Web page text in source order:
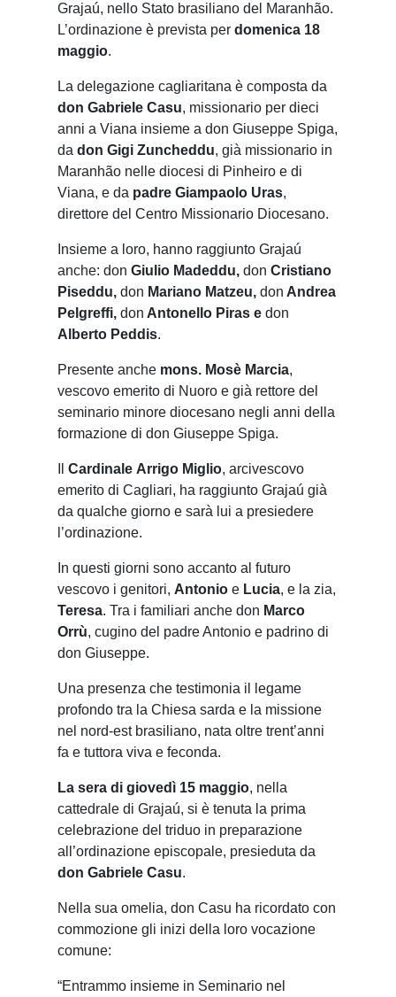
Grajaú, nello Stato brasiliano del Maranhão.
L’ordinazione è prevista per domenica 18
maggio.
La delegazione cagliaritana è composta da
don Gabriele Casu, missionario per dieci
anni a Viana insieme a don Giuseppe Spiga,
da don Gigi Zuncheddu, già missionario in
Maranhão nelle diocesi di Pinheiro e di
Viana, e da padre Giampaolo Uras,
direttore del Centro Missionario Diocesano.
Insieme a loro, hanno raggiunto Grajaú
anche: don Giulio Madeddu, don Cristiano
Piseddu, don Mariano Matzeu, don Andrea
Pelgreffi, don Antonello Piras e don
Alberto Peddis.
Presente anche mons. Mosè Marcia,
vescovo emerito di Nuoro e già rettore del
seminario minore diocesano negli anni della
formazione di don Giuseppe Spiga.
Cardinale Arrigo Miglio, arcivescovo
emerito di Cagliari, ha raggiunto Grajaú già
da qualche giorno e sarà lui a presiedere
l’ordinazione.
In questi giorni sono accanto al futuro
vescovo i genitori, Antonio e Lucia, e la zia,
Teresa. Tra i familiari anche don Marco
Orrù, cugino del padre Antonio e padrino di
don Giuseppe.
Una presenza che testimonia il legame
profondo tra la Chiesa sarda e la missione
nel nord-est brasiliano, nata oltre trent’anni
fa e tuttora viva e feconda.
La sera di giovedì 15 maggio, nella
cattedrale di Grajaú, si è tenuta la prima
celebrazione del triduo in preparazione
all’ordinazione episcopale, presieduta da
don Gabriele Casu.
Nella sua omelia, don Casu ha ricordato con
commozione gli inizi della loro vocazione
comune:
“Entrammo insieme in Seminario nel